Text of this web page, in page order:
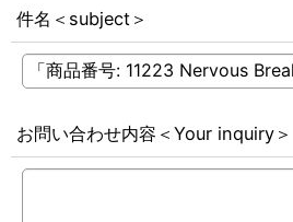
件名＜subject＞
お問い合わせ内容＜Your inquiry＞